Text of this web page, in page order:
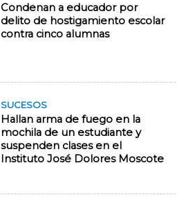
Condenan a educador por
delito de hostigamiento escolar
contra cinco alumnas
SUCESOS
Hallan arma de fuego en la
mochila de un estudiante y
suspenden clases en el
Instituto José Dolores Moscote